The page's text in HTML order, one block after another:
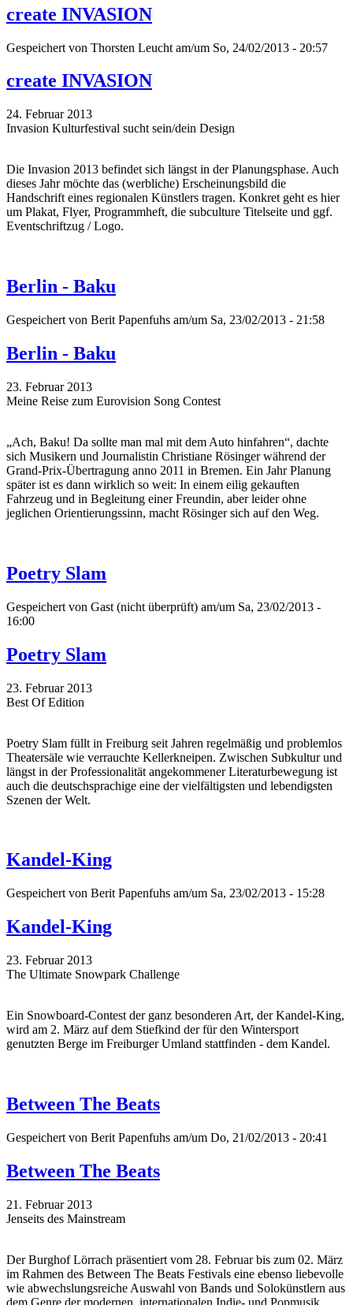
create INVASION
Gespeichert von Thorsten Leucht am/um So, 24/02/2013 - 20:57
create INVASION
24. Februar 2013
Invasion Kulturfestival sucht sein/dein Design
Die Invasion 2013 befindet sich längst in der Planungsphase. Auch
dieses Jahr möchte das (werbliche) Erscheinungsbild die
Handschrift eines regionalen Künstlers tragen. Konkret geht es hier
um Plakat, Flyer, Programmheft, die subculture Titelseite und ggf.
Eventschriftzug / Logo.
Berlin - Baku
Gespeichert von Berit Papenfuhs am/um Sa, 23/02/2013 - 21:58
Berlin - Baku
23. Februar 2013
Meine Reise zum Eurovision Song Contest
„Ach, Baku! Da sollte man mal mit dem Auto hinfahren“, dachte
sich Musikern und Journalistin Christiane Rösinger während der
Grand-Prix-Übertragung anno 2011 in Bremen. Ein Jahr Planung
später ist es dann wirklich so weit: In einem eilig gekauften
Fahrzeug und in Begleitung einer Freundin, aber leider ohne
jeglichen Orientierungssinn, macht Rösinger sich auf den Weg.
Poetry Slam
Gespeichert von Gast (nicht überprüft) am/um Sa, 23/02/2013 -
16:00
Poetry Slam
23. Februar 2013
Best Of Edition
Poetry Slam füllt in Freiburg seit Jahren regelmäßig und problemlos
Theatersäle wie verrauchte Kellerkneipen. Zwischen Subkultur und
längst in der Professionalität angekommener Literaturbewegung ist
auch die deutschsprachige eine der vielfältigsten und lebendigsten
Szenen der Welt.
Kandel-King
Gespeichert von Berit Papenfuhs am/um Sa, 23/02/2013 - 15:28
Kandel-King
23. Februar 2013
The Ultimate Snowpark Challenge
Ein Snowboard-Contest der ganz besonderen Art, der Kandel-King,
wird am 2. März auf dem Stiefkind der für den Wintersport
genutzten Berge im Freiburger Umland stattfinden - dem Kandel.
Between The Beats
Gespeichert von Berit Papenfuhs am/um Do, 21/02/2013 - 20:41
Between The Beats
21. Februar 2013
Jenseits des Mainstream
Der Burghof Lörrach präsentiert vom 28. Februar bis zum 02. März
im Rahmen des Between The Beats Festivals eine ebenso liebevolle
wie abwechslungsreiche Auswahl von Bands und Solokünstlern aus
dem Genre der modernen, internationalen Indie- und Popmusik,